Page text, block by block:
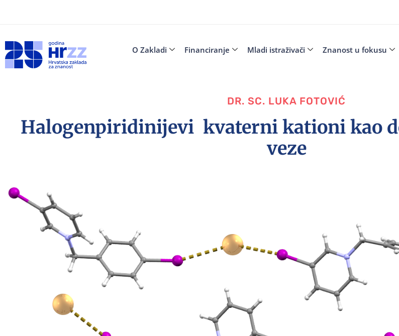
O Zakladi Financiranje Mladi istraživači Znanost u fokusu
DR. SC. LUKA FOTOVIĆ
Halogenpiridinijevi kvaterni kationi kao
veze